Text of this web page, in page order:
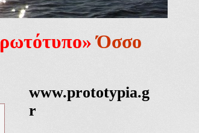
Όσσο
www.prototypia.g
r